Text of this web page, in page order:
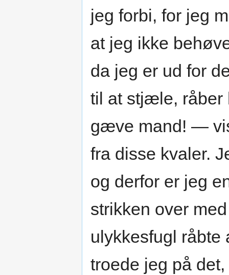
jeg forbi, for jeg
at jeg ikke
da jeg er ud for
til at stjæle, råber
gæve mand! —
fra disse kvaler.
og derfor er jeg
strikken over
ulykkesfugl råbte
troede jeg på